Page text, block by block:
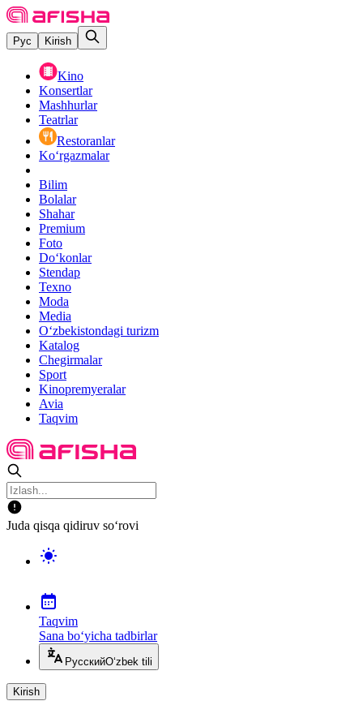
Рус Kirish
Kino
Konsertlar
Mashhurlar
Teatrlar
Restoranlar
Ko‘rgazmalar
Bilim
Bolalar
Shahar
Premium
Foto
Do‘konlar
Stendap
Texno
Moda
Media
O‘zbekistondagi turizm
Katalog
Chegirmalar
Sport
Kinopremyeralar
Avia
Taqvim
Juda qisqa qidiruv so‘rovi
Taqvim
Sana bo‘yicha tadbirlar
РусскийO‘zbek tili
Kirish